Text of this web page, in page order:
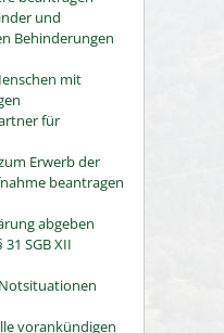
und
Behinderungen
mit
für
Erwerb der
beantragen
abgeben
SGB XII
vorankündigen